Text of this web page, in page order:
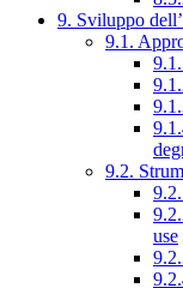
9. Sviluppo
9.1.
9.2.
use